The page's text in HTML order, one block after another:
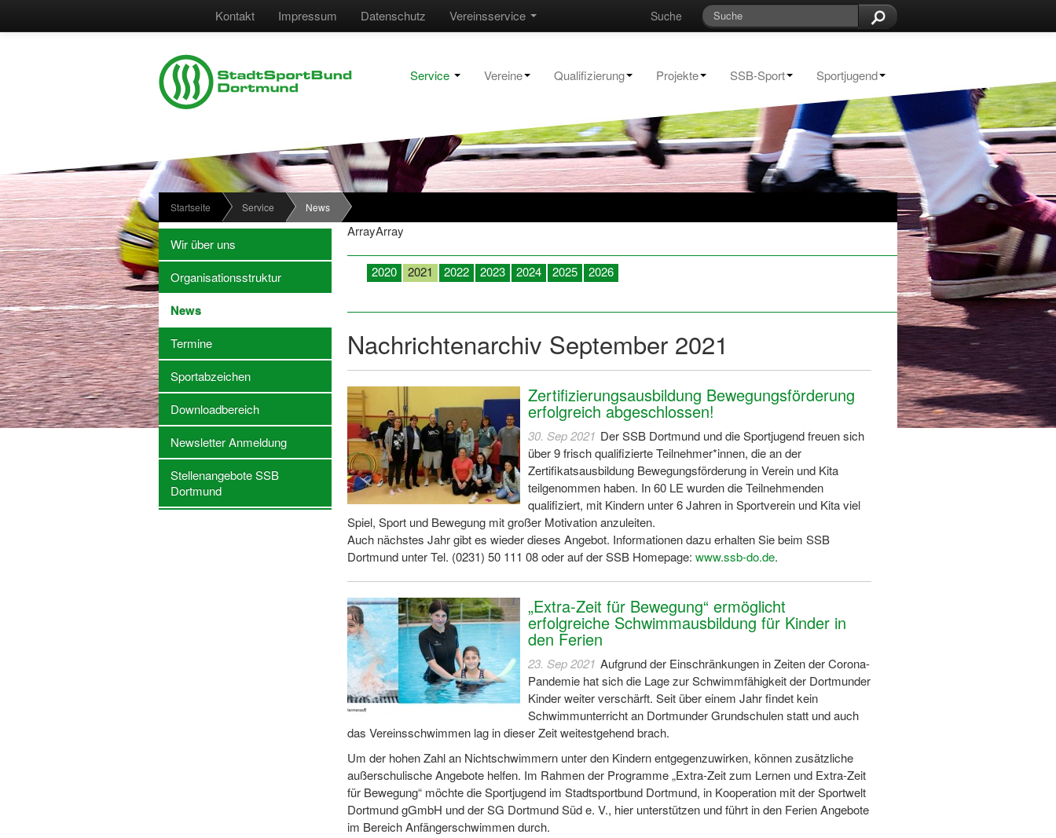
Suche
Vereinsservice
Kontakt Impressum Datenschutz
Service Vereine Qualifizierung Projekte SSB-Sport Sportjugend
Startseite Service News
Wir über uns
Organisationsstruktur
News
Termine
Sportabzeichen
Downloadbereich
Newsletter Anmeldung
Stellenangebote SSB
Dortmund
ArrayArray
2026
2025
2024
2023
2022
2021
Dezember
2020
Nachrichtenarchiv September 2021
Zertifizierungsausbildung Bewegungsförderung
erfolgreich abgeschlossen!
30. Sep 2021 Der SSB Dortmund und die Sportjugend freuen sich
über 9 frisch qualifizierte Teilnehmer*innen, die an der
Zertifikatsausbildung Bewegungsförderung in Verein und Kita
teilgenommen haben. In 60 LE wurden die Teilnehmenden
qualifiziert, mit Kindern unter 6 Jahren in Sportverein und Kita viel
Spiel, Sport und Bewegung mit großer Motivation anzuleiten.
Auch nächstes Jahr gibt es wieder dieses Angebot. Informationen dazu erhalten Sie beim SSB
Dortmund unter Tel. (0231) 50 111 08 oder auf der SSB Homepage: www.ssb-do.de.
„Extra-Zeit für Bewegung“ ermöglicht
erfolgreiche Schwimmausbildung für Kinder in
den Ferien
23. Sep 2021 Aufgrund der Einschränkungen in Zeiten der Corona-
Pandemie hat sich die Lage zur Schwimmfähigkeit der Dortmunder
Kinder weiter verschärft. Seit über einem Jahr findet kein
Schwimmunterricht an Dortmunder Grundschulen statt und auch
das Vereinsschwimmen lag in dieser Zeit weitestgehend brach.
Um der hohen Zahl an Nichtschwimmern unter den Kindern entgegenzuwirken, können zusätzliche
außerschulische Angebote helfen. Im Rahmen der Programme „Extra-Zeit zum Lernen und Extra-Zeit
für Bewegung“ möchte die Sportjugend im Stadtsportbund Dortmund, in Kooperation mit der Sportwelt
Dortmund gGmbH und der SG Dortmund Süd e. V., hier unterstützen und führt in den Ferien Angebote
im Bereich Anfängerschwimmen durch.